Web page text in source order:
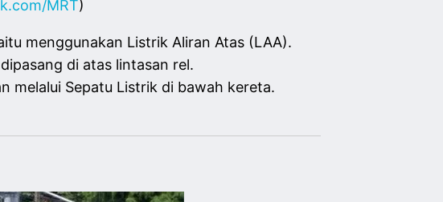
MRT)
menggunakan Listrik Aliran Atas (LAA).
di atas lintasan rel.
melalui Sepatu Listrik di bawah kereta.